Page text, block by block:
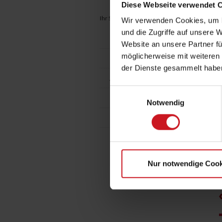
Diese Webseite verwendet
Wir verwenden Cookies,
und die Zugriffe auf unsere
Website an unsere Partner
möglicherweise mit
der Dienste gesammelt
Notwendig
Nur notwendige
Ihr Standort: Fachlexikon / Publikationen |
Fachlexikon: Alphabetisch
Fachlexikon als App
Bestellformular